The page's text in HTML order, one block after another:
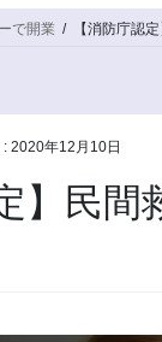
で開業 【消防庁認
: 2020年12月10日
】民